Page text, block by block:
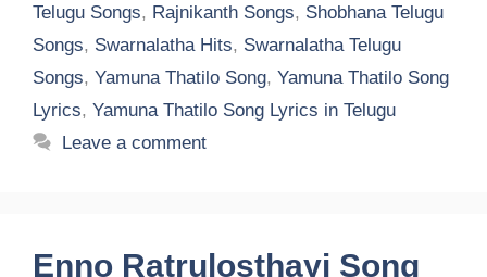
Telugu Songs, Rajnikanth Songs, Shobhana Telugu
Songs, Swarnalatha Hits, Swarnalatha Telugu
Songs, Yamuna Thatilo Song, Yamuna Thatilo Song
Lyrics, Yamuna Thatilo Song Lyrics in Telugu
Leave a comment
Enno Ratrulosthayi Song